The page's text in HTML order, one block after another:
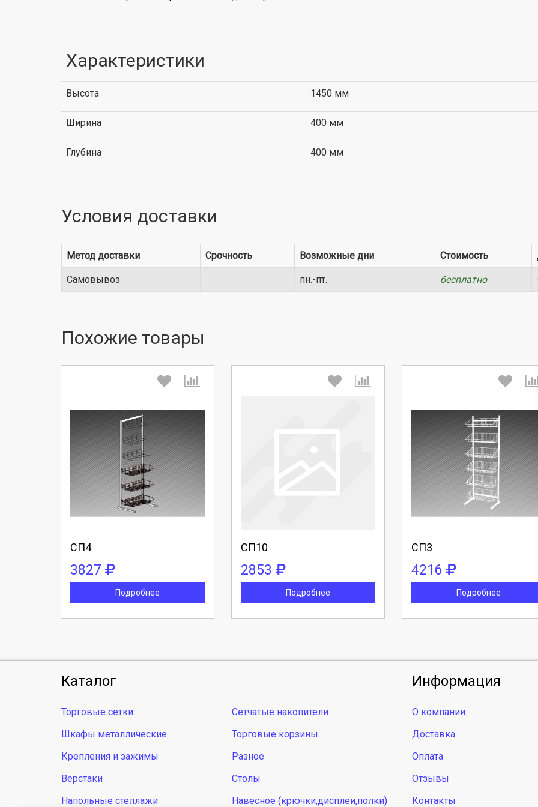
Характеристики
Высота 1450 мм
Ширина 400 мм
Глубина 400 мм
Условия доставки
Метод доставки Срочность Возможные дни Стоимость
Самовывоз пн.-пт. бесплатно
Похожие товары
СП4
3827
Подробнее
Выберите количество:
Продолжить Отмена
СП10
2853
Подробнее
СП3
4216
Подробнее
Выберите количество:
Продолжить Отмена
Каталог
Торговые сетки
Сетчатые накопители
Шкафы металлические
Торговые корзины
Крепления и зажимы
Разное
Верстаки
Столы
Напольные стеллажи
Навесное (крючки,дисплеи,полки)
Информация
О компании
Доставка
Оплата
Отзывы
Контакты